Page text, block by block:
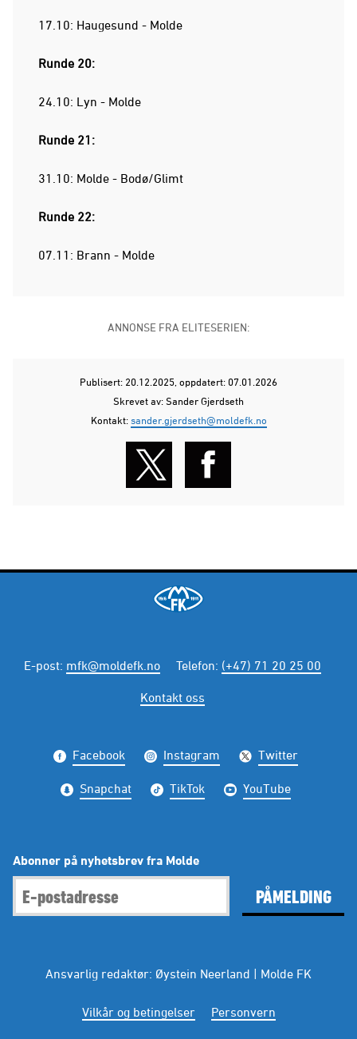
17.10: Haugesund - Molde
Runde 20:
24.10: Lyn - Molde
Runde 21:
31.10: Molde - Bodø/Glimt
Runde 22:
07.11: Brann - Molde
ANNONSE FRA ELITESERIEN:
Publisert: 20.12.2025 , oppdatert: 07.01.2026
Skrevet av: Sander Gjerdseth
Kontakt:sander.gjerdseth@moldefk.no
E-post: mfk@moldefk.no Telefon: (+47) 71 20 25 00
Kontakt oss
Facebook Instagram Twitter
Snapchat TikTok YouTube
Abonner på nyhetsbrev fra Molde
PÅMELDING
Ansvarlig redaktør: Øystein Neerland | Molde FK
Vilkår og betingelser Personvern